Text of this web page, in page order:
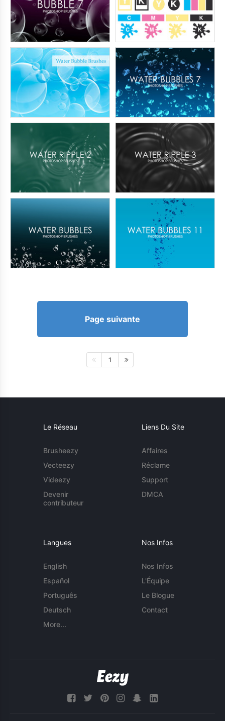
Page suivante
1
Le Réseau
Brusheezy
Vecteezy
Videezy
Devenir
contributeur
Liens Du Site
Affaires
Réclame
Support
DMCA
Langues
English
Español
Português
Deutsch
More...
Nos Infos
Nos Infos
L'Équipe
Le Blogue
Contact